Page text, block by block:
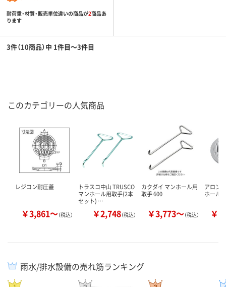
耐荷重・材質・販売単位違いの商品が2商品あ
ります
3件（10商品）中 1件目～3件目
このカテゴリーの人気商品
レジコン耐圧蓋
￥3,861～（税込）
トラスコ中山 TRUSCO
マンホール用取手(2本
セット) …
￥2,748（税込）
カクダイ マンホール用
取手 600
￥3,773～（税込）
アロン
ホール
￥
雨水/排水設備の売れ筋ランキング